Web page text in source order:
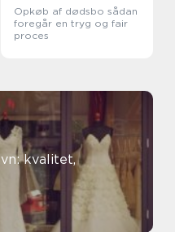
Opkøb af dødsbo sådan
foregår en tryg og fair
proces
kvalitet,